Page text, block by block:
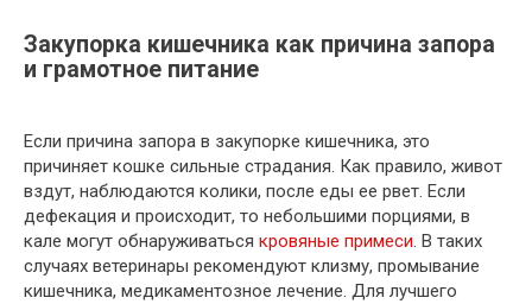
Закупорка кишечника как причина запора
и грамотное питание
Если причина запора в закупорке кишечника, это
причиняет кошке сильные страдания. Как правило, живот
вздут, наблюдаются колики, после еды ее рвет. Если
дефекация и происходит, то небольшими порциями, в
кале могут обнаруживаться кровяные примеси. В таких
случаях ветеринары рекомендуют клизму, промывание
кишечника, медикаментозное лечение. Для лучшего